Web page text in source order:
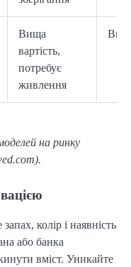
Вища
вартість,
потребує
живлення
на ринку
колір і наявність
або банка
вміст. Уникайте